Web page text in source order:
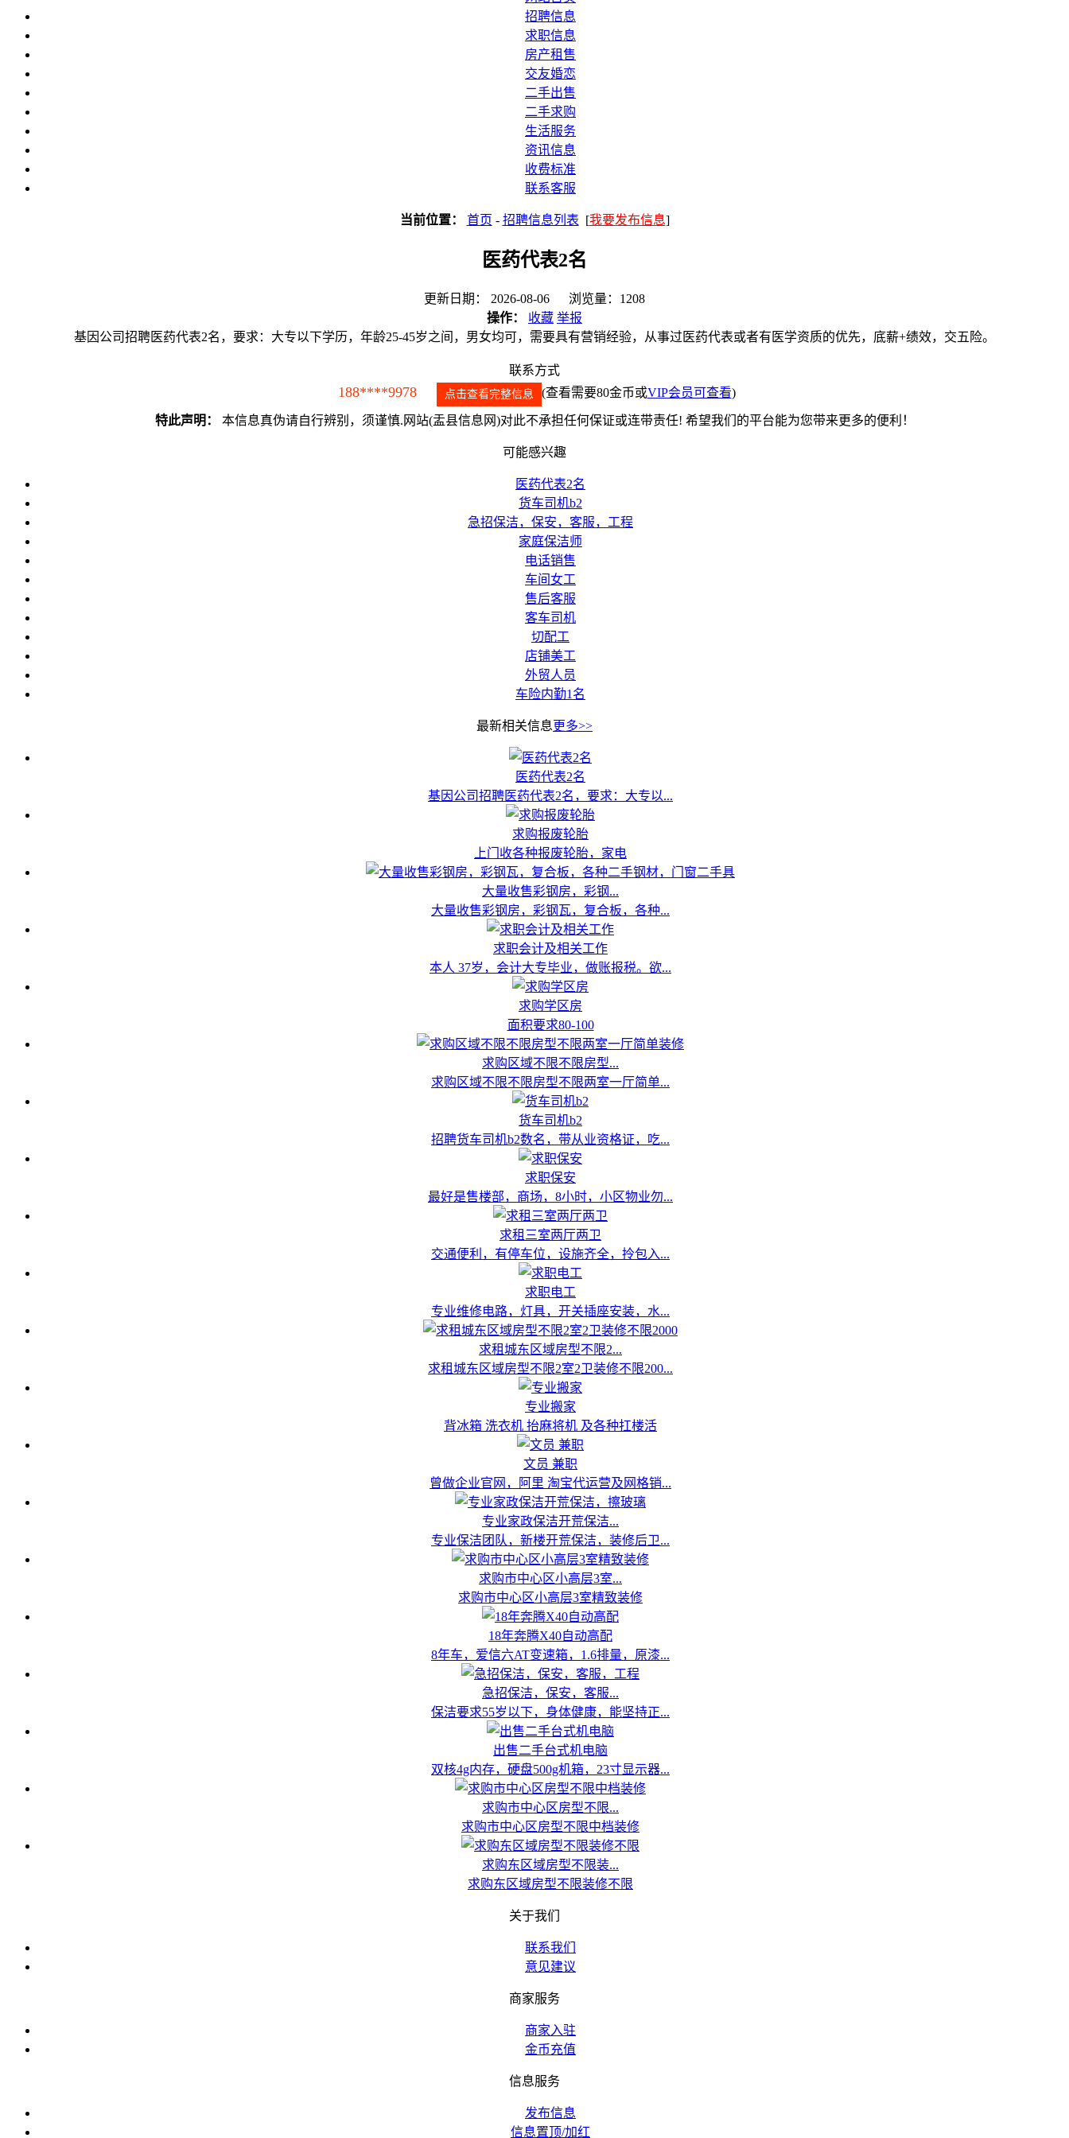
招聘信息
求职信息
房产租售
交友婚恋
二手出售
二手求购
生活服务
资讯信息
收费标准
联系客服
当前位置： 首页 - 招聘信息列表 [我要发布信息]
医药代表2名
更新日期： 2026-08-06 浏览量：1208
操作：
收藏 举报
基因公司招聘医药代表2名，要求：大专以下学历，年龄25-45岁之间，男女均可，需要具有营销经验，从事过医药代表或者有医学资质的优先，底薪+绩效，交五险。
联系方式
188****9978 点击查看完整信息 (查看需要80金币或VIP会员可查看)
特此声明： 本信息真伪请自行辨别，须谨慎.网站(盂县信息网)对此不承担任何保证或连带责任! 希望我们的平台能为您带来更多的便利！
可能感兴趣
医药代表2名
货车司机b2
急招保洁，保安，客服，工程
家庭保洁师
电话销售
车间女工
售后客服
客车司机
切配工
店铺美工
外贸人员
车险内勤1名
最新相关信息更多>>
医药代表2名
基因公司招聘医药代表2名，要求：大专以...
求购报废轮胎
上门收各种报废轮胎，家电
大量收售彩钢房，彩钢...
大量收售彩钢房，彩钢瓦，复合板，各种...
求职会计及相关工作
本人 37岁，会计大专毕业，做账报税。欲...
求购学区房
面积要求80-100
求购区域不限不限房型...
求购区域不限不限房型不限两室一厅简单...
货车司机b2
招聘货车司机b2数名，带从业资格证，吃...
求职保安
最好是售楼部，商场，8小时，小区物业勿...
求租三室两厅两卫
交通便利，有停车位，设施齐全，拎包入...
求职电工
专业维修电路，灯具，开关插座安装，水...
求租城东区域房型不限2...
求租城东区域房型不限2室2卫装修不限200...
专业搬家
背冰箱 洗衣机 抬麻将机 及各种扛楼活
文员 兼职
曾做企业官网，阿里 淘宝代运营及网格销...
专业家政保洁开荒保洁...
专业保洁团队，新楼开荒保洁，装修后卫...
求购市中心区小高层3室...
求购市中心区小高层3室精致装修
18年奔腾X40自动高配
8年车，爱信六AT变速箱，1.6排量，原漆...
急招保洁，保安，客服...
保洁要求55岁以下，身体健康，能坚持正...
出售二手台式机电脑
双核4g内存，硬盘500g机箱，23寸显示器...
求购市中心区房型不限...
求购市中心区房型不限中档装修
求购东区域房型不限装...
求购东区域房型不限装修不限
关于我们
联系我们
意见建议
商家服务
商家入驻
金币充值
信息服务
发布信息
信息置顶/加红